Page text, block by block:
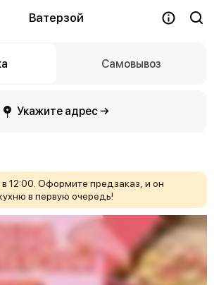
Ватерзой
Самовывоз
Укажите адрес →
в 12:00. Оформите предзаказ, и он
в первую очередь!